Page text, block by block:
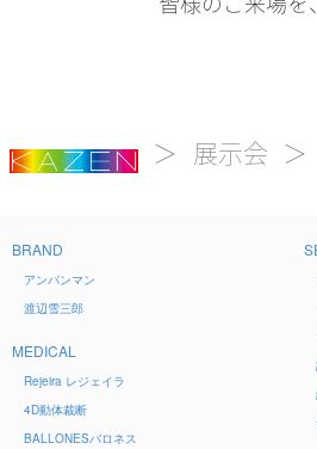
展示会
BRAND
アンパンマン
渡辺雪三郎
MEDICAL
Rejeira レジェイラ
4D動体裁断
BALLONESバロネス